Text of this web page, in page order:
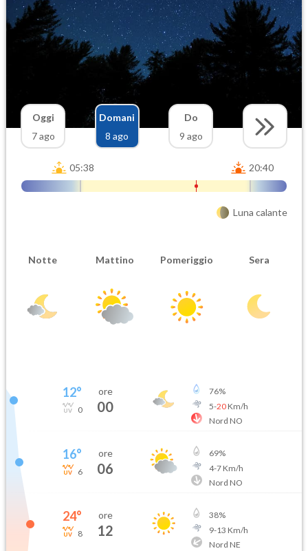
Oggi
7 ago
Domani
8 ago
Do
9 ago
05:38 20:40
Luna calante
Notte Mattino Pomeriggio Sera
12°
0
ore
00
76%
5-20Km/h
Nord NO
16°
6
ore
06
69%
4-7Km/h
Nord NO
24°
8
ore
12
38%
9-13 Km/h
Nord NE